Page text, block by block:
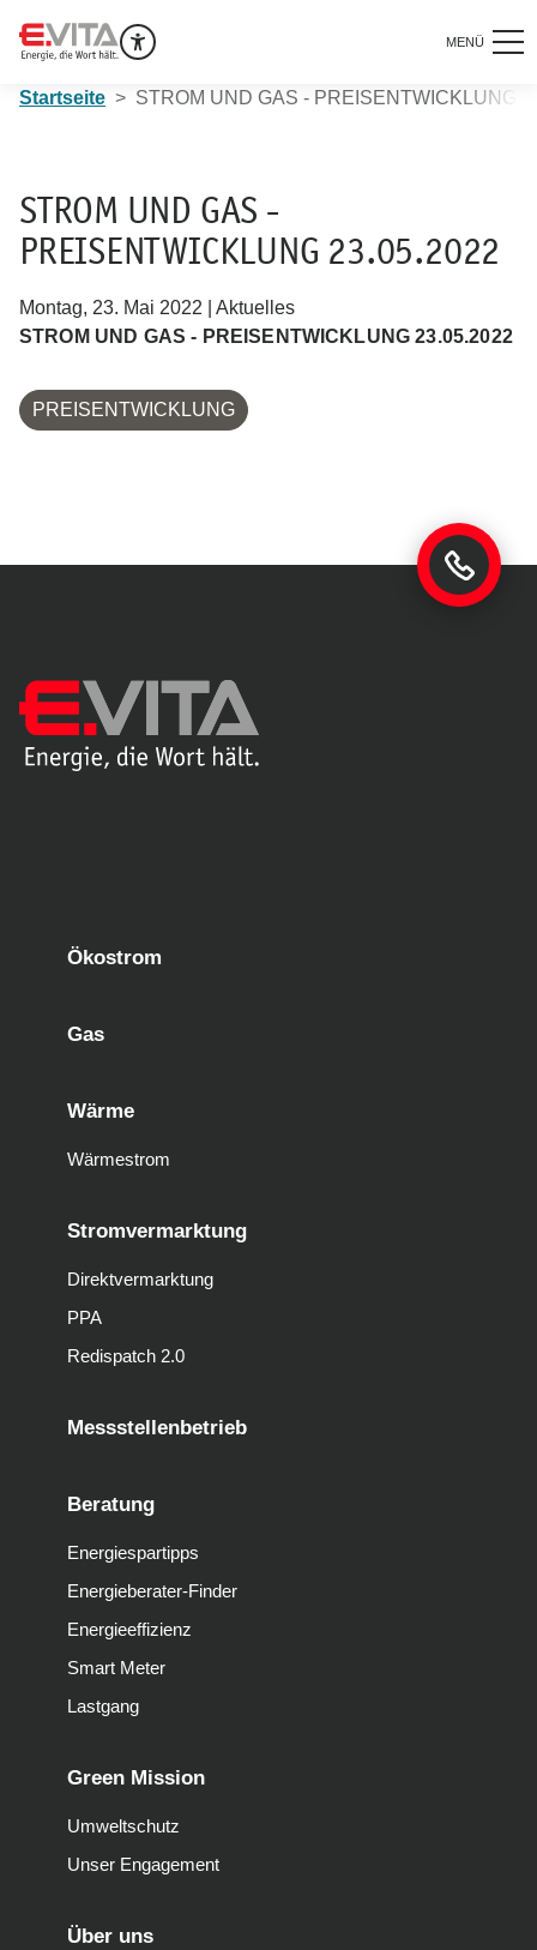
MENÜ
Startseite STROM UND GAS - PREISENTWICKLUNG
STROM UND GAS -
PREISENTWICKLUNG 23.05.2022
Montag, 23. Mai 2022 | Aktuelles
STROM UND GAS - PREISENTWICKLUNG 23.05.2022
PREISENTWICKLUNG
Ökostrom
Gas
Wärme
Wärmestrom
Stromvermarktung
Direktvermarktung
PPA
Redispatch 2.0
Messstellenbetrieb
Beratung
Energiespartipps
Energieberater-Finder
Energieeffizienz
Smart Meter
Lastgang
Green Mission
Umweltschutz
Unser Engagement
Über uns